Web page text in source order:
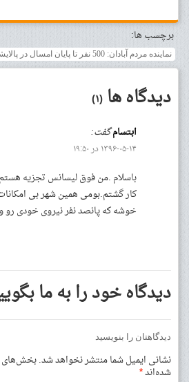
برچسب ها:
نماینده مردم آبادان: 500 نفر تا پایان امسال در پالایشگاه استخدام می شوند
دیدگاه ها (۱)
ابتسامگفت:
۱۳۹۶-۰۵-۱۴ در ۱۹:۵۰
باسلام .من فوق لیسانس تجزیه
کار گشتم.بومی همین شهر بی
خوشه که پانصد نفر نیروی خودی رو
دیدگاه خود را به ما
دیدگاهتان را بنویسید
نشانی ایمیل شما منتشر نخواهد شد.بخش‌های
شده‌اند*